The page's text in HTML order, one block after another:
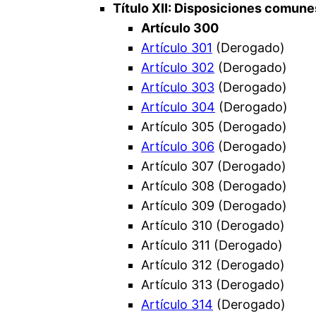
Título XII: Disposiciones
Artículo 300
Artículo 301 (Derogado)
Artículo 302 (Derogado)
Artículo 303 (Derogado)
Artículo 304 (Derogado)
Artículo 305 (Derogado)
Artículo 306 (Derogado)
Artículo 307 (Derogado)
Artículo 308 (Derogado)
Artículo 309 (Derogado)
Artículo 310 (Derogado)
Artículo 311 (Derogado)
Artículo 312 (Derogado)
Artículo 313 (Derogado)
Artículo 314 (Derogado)